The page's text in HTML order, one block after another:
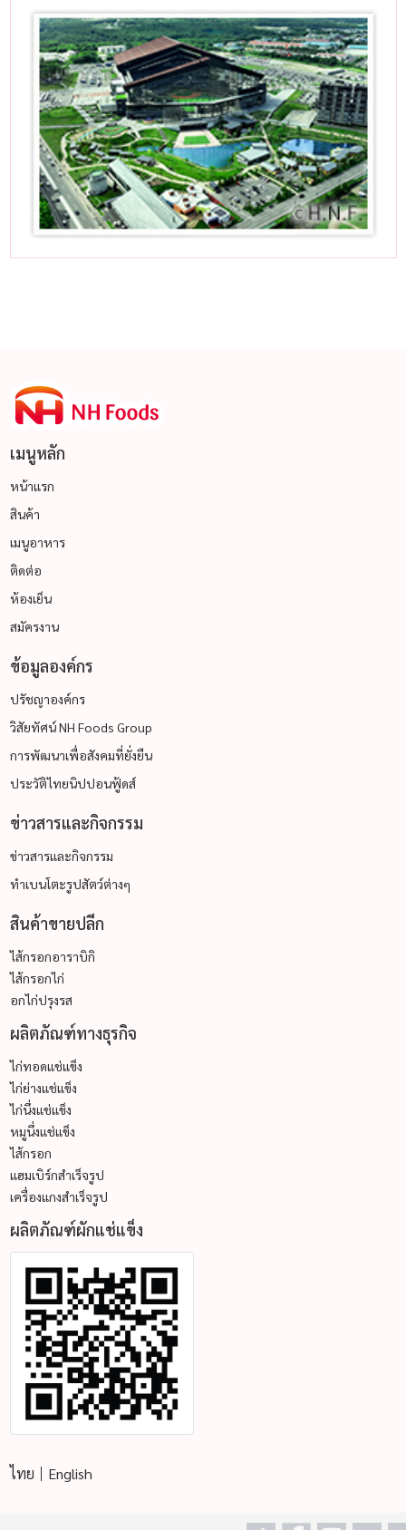
เมนูหลัก
หน้าแรก
สินค้า
เมนูอาหาร
ติดต่อ
ห้องเย็น
สมัครงาน
ข้อมูลองค์กร
ปรัชญาองค์กร
วิสัยทัศน์ NH Foods Group
การพัฒนาเพื่อสังคมที่ยั่งยืน
ประวัติไทยนิปปอนฟู้ดส์
ข่าวสารและกิจกรรม
ข่าวสารและกิจกรรม
ทำเบนโตะรูปสัตว์ต่างๆ
สินค้าขายปลีก
ไส้กรอกอาราบิกิ
ไส้กรอกไก่
อกไก่ปรุงรส
ผลิตภัณฑ์ทางธุรกิจ
ไก่ทอดแช่แข็ง
ไก่ย่างแช่แข็ง
ไก่นึ่งแช่แข็ง
หมูนึ่งแช่แข็ง
ไส้กรอก
แฮมเบิร์กสำเร็จรูป
เครื่องแกงสำเร็จรูป
ผลิตภัณฑ์ผักแช่แข็ง
ไทย English